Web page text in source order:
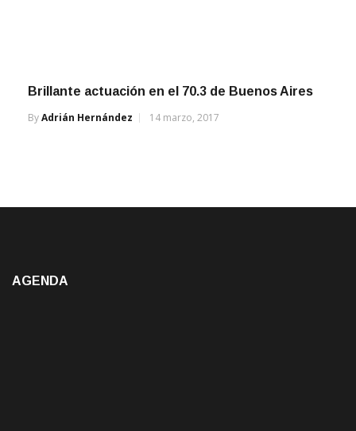
By Adrián Hernández 14 marzo, 2017